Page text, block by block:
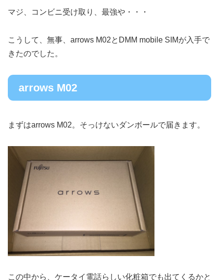
マジ、コンビニ受け取り、最強や・・・
こうして、無事、arrows M02とDMM mobile SIMが入手で
きたのでした。
arrows M02
まずはarrows M02。そっけないダンボールで届きます。
この中から、ケータイ電話らしい化粧箱でも出てくるかと